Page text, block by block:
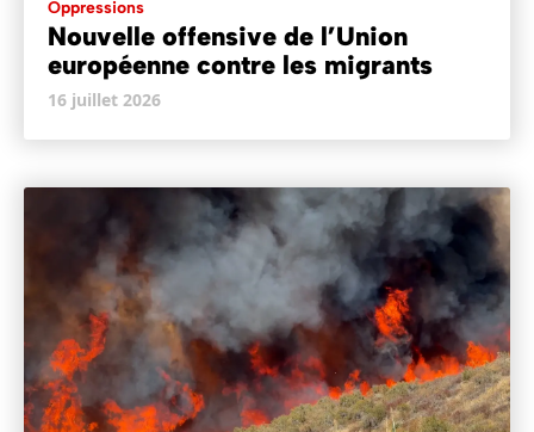
Oppressions
Nouvelle offensive de l’Union
européenne contre les migrants
16 juillet 2026